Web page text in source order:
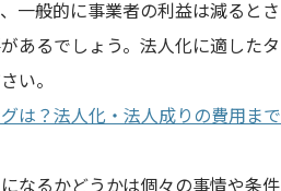
一般的に事業者の利益は減ると
あるでしょう。法人化に適した
い。
は？法人化・法人成りの費用ま
なるかどうかは個々の事情や条